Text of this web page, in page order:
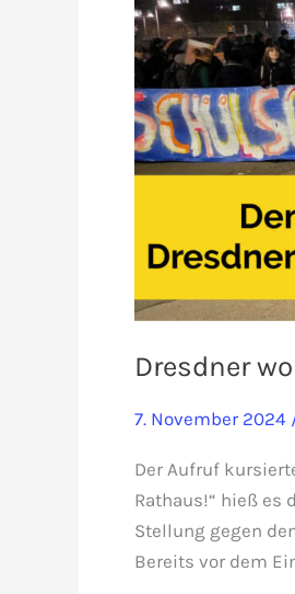
Dresdner
7. November 2024
Der Aufruf
Rathaus!“ hieß es
Stellung gegen
Bereits vor dem